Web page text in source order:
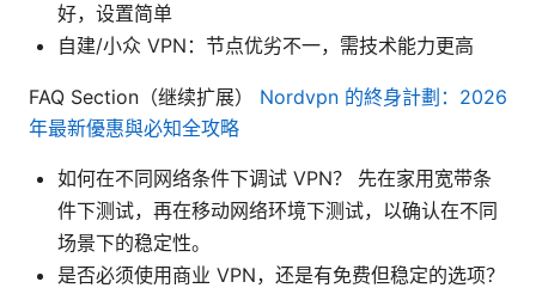
好，设置简单
自建/小众 VPN：节点优劣不一，需技术能力更高
FAQ Section（继续扩展） Nordvpn 的終身計劃：2026
年最新優惠與必知全攻略
如何在不同网络条件下调试 VPN？ 先在家用宽带条
件下测试，再在移动网络环境下测试，以确认在不同
场景下的稳定性。
是否必须使用商业 VPN，还是有免费但稳定的选项？